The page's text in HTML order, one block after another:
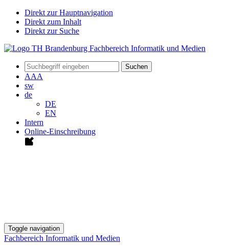
Direkt zur Hauptnavigation
Direkt zum Inhalt
Direkt zur Suche
Suchen
AAA
sw
de
DE
EN
Intern
Online-Einschreibung
Toggle navigation
Fachbereich Informatik und Medien